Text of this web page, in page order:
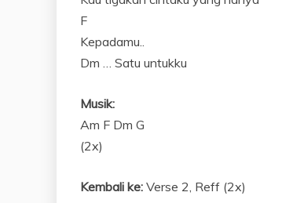
F
Kepadamu..
Dm … Satu untukku
Musik:
Am F Dm G
(2x)
Kembali ke: Verse 2, Reff (2x)